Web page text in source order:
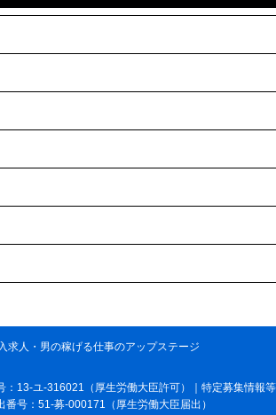
求人・男の稼げる仕事のアップステージ
：13-ユ-316021（厚生労働大臣許可）｜特定募集情報等
番号：51-募-000171（厚生労働大臣届出）